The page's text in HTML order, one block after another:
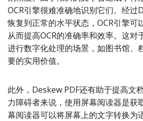
OCR引擎很难准确地识别它们。经过
恢复到正常的水平状态，OCR引擎可
从而提高OCR的准确率和效率。这对
进行数字化处理的场景，如图书馆、
要的实用价值。
此外，Deskew PDF还有助于提高文
力障碍者来说，使用屏幕阅读器是获
幕阅读器可以将屏幕上的文字转换为